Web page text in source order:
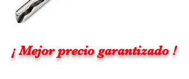
¡ Mejor precio garantizado !